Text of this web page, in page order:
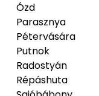
Ózd
Parasznya
Pétervására
Putnok
Radostyán
Répáshuta